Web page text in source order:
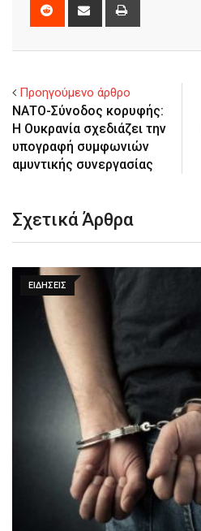
Προηγούμενο άρθρο
ΝΑΤΟ-Σύνοδος κορυφής:
Η Ουκρανία σχεδιάζει την
υπογραφή συμφωνιών
αμυντικής συνεργασίας
Σχετικά Άρθρα
ΕΙΔΉΣΕΙΣ